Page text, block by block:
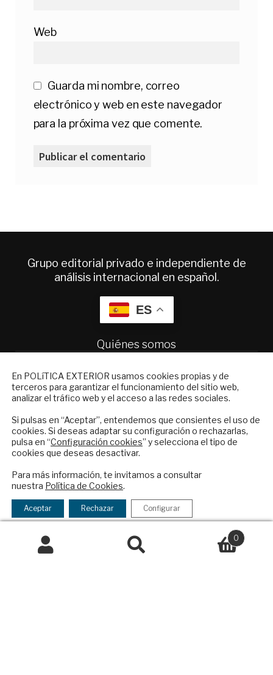
Web
Guarda mi nombre, correo
electrónico y web en este navegador
para la próxima vez que comente.
Grupo editorial privado e independiente de
análisis internacional en español.
ES
Quiénes somos
Productos y precios
Preguntas frecuentes
Condiciones generales de contratación
Colaboraciones
Publicidad
Contacto
Política Exterior
Informe Semanal de Política Exterior
Afkar/Ideas
© 2026 - Fundación Análisis de Política
Exterior. Todos los derechos reservadosAviso
Buscar
0
En POLíTICA EXTERIOR usamos cookies propias y de
terceros para garantizar el funcionamiento del sitio web,
analizar el tráfico web y el acceso a las redes sociales.
Si pulsas en “Aceptar”, entendemos que consientes el uso de
cookies. Si deseas adaptar su configuración o rechazarlas,
pulsa en “Configuración cookies” y selecciona el tipo de
cookies que deseas desactivar.
Para más información, te invitamos a consultar
nuestra Política de Cookies.
Aceptar Rechazar Configurar
NEWSLETTER
Suscríbase a nuestro boletín electrónico y
reciba en su correo el mejor análisis
internacional en español.
Checkbox
acepto
la
política
de
política de privacidad